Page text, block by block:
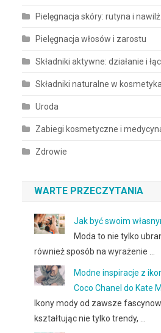
Pielęgnacja skóry: rutyna i
Pielęgnacja włosów i zarostu
Składniki aktywne: działanie i
Składniki naturalne w
Uroda
Zabiegi kosmetyczne i
Zdrowie
WARTE PRZECZYTANIA
Jak być swoim
Moda to nie tylko
również sposób na wyrażenie …
Modne inspiracje z
Coco Chanel do Kate
Ikony mody od zawsze
kształtując nie tylko trendy, …